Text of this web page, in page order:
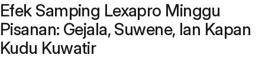
Efek Samping Lexapro Minggu
Pisanan: Gejala, Suwene, lan Kapan
Kudu Kuwatir